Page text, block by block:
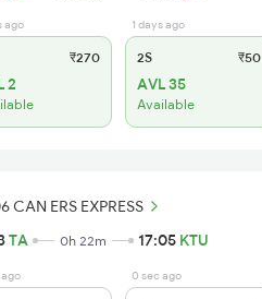
ago
₹270
2
1 days ago
2S ₹50
AVL 35
Available
CAN ERS EXPRESS
TA 0h 22m 17:05 KTU
0 sec ago